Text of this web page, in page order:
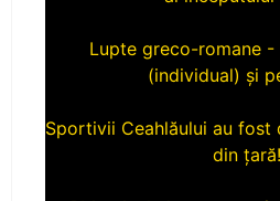
(individual) și
din țară!